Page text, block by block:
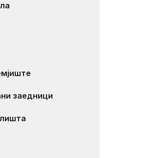
заедници